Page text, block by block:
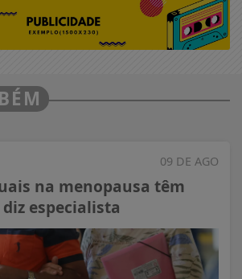
09 DE AGO
na menopausa têm
especialista